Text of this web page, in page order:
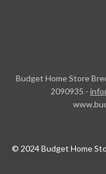
Budget Home Store
2090935 -
© 2024 Budget Home